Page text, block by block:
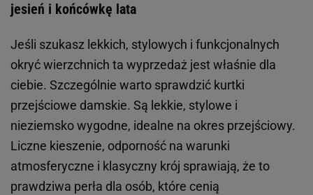
jesień i końcówkę lata
Jeśli szukasz lekkich, stylowych i funkcjonalnych
okryć wierzchnich ta wyprzedaż jest właśnie dla
ciebie. Szczególnie warto sprawdzić kurtki
przejściowe damskie. Są lekkie, stylowe i
nieziemsko wygodne, idealne na okres przejściowy.
Liczne kieszenie, odporność na warunki
atmosferyczne i klasyczny krój sprawiają, że to
prawdziwa perła dla osób, które cenią